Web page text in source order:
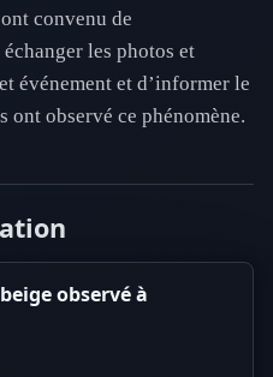
convenu de
les photos et
événement et d’informer le
observé ce phénomène.
observé à